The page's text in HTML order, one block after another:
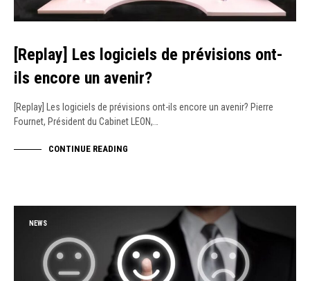
[Replay] Les logiciels de prévisions ont-
ils encore un avenir?
[Replay] Les logiciels de prévisions ont-ils encore un avenir? Pierre
Fournet, Président du Cabinet LEON,…
CONTINUE READING
NEWS